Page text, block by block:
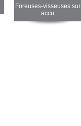
Foreuses-visseuses sur
accu